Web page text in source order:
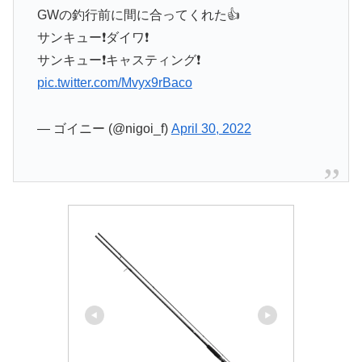
GWの釣行前に間に合ってくれた👍
サンキュー❗️ダイワ❗️
サンキュー❗️キャスティング❗️
pic.twitter.com/Mvyx9rBaco
— ゴイニー (@nigoi_f) April 30, 2022